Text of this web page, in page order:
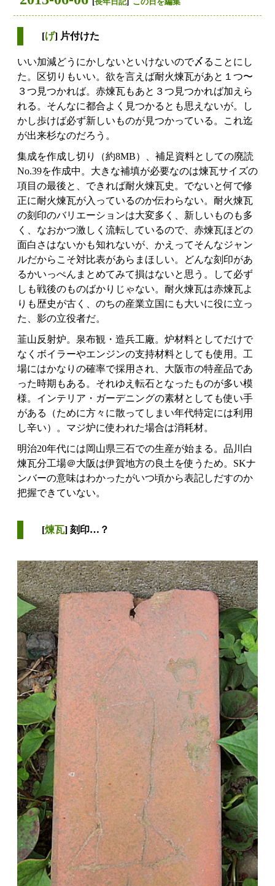
[げ] 片付けた
いい加減どうにかしないといけないので〆ることにし
た。区切りもいい。欲を言えば耐火煉瓦があと１つ〜
３つ見つかれば。赤煉瓦もあと３つ見つかれば加えら
れる。そんなに都合よく見つかるとも思えないが。し
かし歩けば必ず新しいものが見つかっている。これ迄
が出来杉なのだろう。
集成を作成し切り（約8MB）、補足資料としての廃読
No.39を作成中。大きな補填が必要なのは煉瓦サイズの
項目の最後と、できれば耐火煉瓦史。でないと何で修
正に耐火煉瓦が入っているのか伝わらない。耐火煉瓦
の刻印のバリエーションは大変多く、新しいものも多
く、なおかつ激しく流転しているので、赤煉瓦ほどの
面白さはないかも知れないが、かえってそんなジャン
ルだからこそ対比表があらまほしい。どんな刻印があ
るかいっぺんまとめてみて損はないと思う。して必ず
しも戦後のものばかりじゃない。耐火煉瓦は赤煉瓦よ
りも歴史が古く、のちの産業立国にも大いに役に立っ
た、影の立役者だ。
韮山反射炉。泉布観・造兵工廠。炉材料としてだけで
なくボイラーやエンジンの支持材料としても使用。工
場にはかなりの確率で採用され、大阪市の特産品であ
った時期もある。それゆえ転石となったものが多い模
様。インテリア・ガーデニングの素材としても使い手
がある（ために方々に散ってしまい年代特定には利用
し辛い）。マジ炉に使われた場合は消耗材。
明治20年代には岡山県三石での生産が始まる。品川白
煉瓦分工場＠大阪は伊賀地方の良土を使うため。SKナ
ンバーの意味はわかったがいつ頃から表記しだすのか
把握できていない。
[煉瓦] 刻印…？